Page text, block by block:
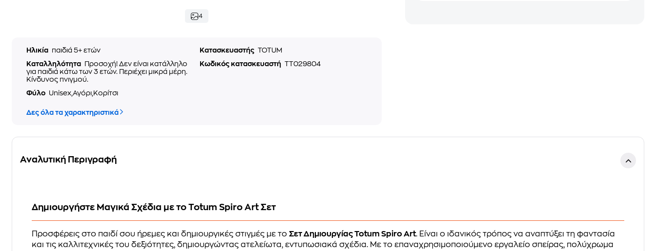
4
Ηλικία παιδιά 5+ ετών Κατασκευαστής TOTUM
Καταλληλότητα
Προσοχή! Δεν είναι κατάλληλο
για παιδιά κάτω των 3 ετών. Περιέχει μικρά μέρη.
Κίνδυνος πνιγμού.
Κωδικός κατασκευαστή TT029804
Φύλο Unisex,Αγόρι,Κορίτσι
Δες όλα τα χαρακτηριστικά
Αναλυτική Περιγραφή
Δημιουργήστε Μαγικά Σχέδια με το Totum Spiro Art Σετ
Προσφέρεις στο παιδί σου ήρεμες και δημιουργικές στιγμές με το Σετ Δημιουργίας Totum Spiro Art. Είναι ο ιδανικός τρόπος να αναπτύξει τη φαντασία
και τις καλλιτεχνικές του δεξιότητες, δημιουργώντας ατελείωτα, εντυπωσιακά σχέδια. Με το επαναχρησιμοποιούμενο εργαλείο σπείρας, πολύχρωμα